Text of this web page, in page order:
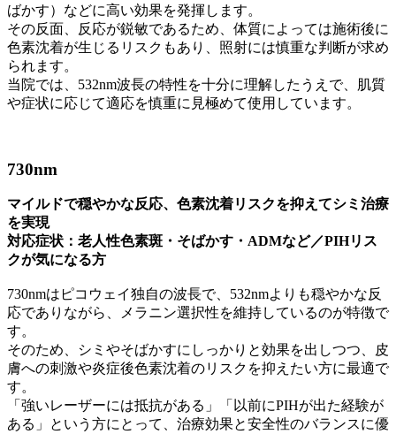
ばかす）などに高い効果を発揮します。
その反面、反応が鋭敏であるため、体質によっては施術後に
色素沈着が生じるリスクもあり、照射には慎重な判断が求め
られます。
当院では、532nm波長の特性を十分に理解したうえで、肌質
や症状に応じて適応を慎重に見極めて使用しています。
730nm
マイルドで穏やかな反応、色素沈着リスクを抑えてシミ治療
を実現
対応症状：老人性色素斑・そばかす・ADMなど／PIHリス
クが気になる方
730nmはピコウェイ独自の波長で、532nmよりも穏やかな反
応でありながら、メラニン選択性を維持しているのが特徴で
す。
そのため、シミやそばかすにしっかりと効果を出しつつ、皮
膚への刺激や炎症後色素沈着のリスクを抑えたい方に最適で
す。
「強いレーザーには抵抗がある」「以前にPIHが出た経験が
ある」という方にとって、治療効果と安全性のバランスに優